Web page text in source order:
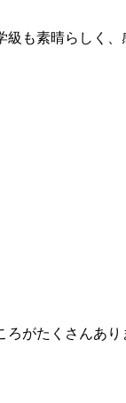
も素晴らしく、
がたくさんあり